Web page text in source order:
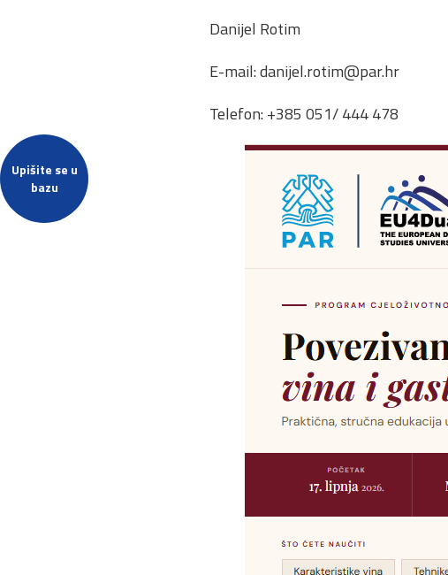
Upišite se u
bazu
Danijel Rotim
E-mail:danijel.rotim@par.hr
Telefon: +385 051/ 444 478